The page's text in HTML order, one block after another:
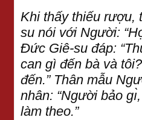
Khi thấy thiếu rượu,
su nói với Người:
Đức Giê-su đáp:
can gì đến bà và
đến.” Thân mẫu
nhân: “Người bảo
làm theo.”